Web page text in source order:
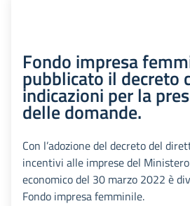
Fondo impresa
pubblicato il decreto
indicazioni per la
delle domande.
Con l’adozione del decreto del
incentivi alle imprese del
economico del 30 marzo 2022 è
Fondo impresa femminile.